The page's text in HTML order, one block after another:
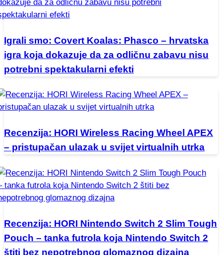
Igrali smo: Covert Koalas: Phasco – hrvatska
igra koja dokazuje da za odličnu zabavu nisu
potrebni spektakularni efekti
Recenzija: HORI Wireless Racing Wheel APEX
– pristupačan ulazak u svijet virtualnih utrka
Recenzija: HORI Nintendo Switch 2 Slim Tough
Pouch – tanka futrola koja Nintendo Switch 2
štiti bez nepotrebnog glomaznog dizajna